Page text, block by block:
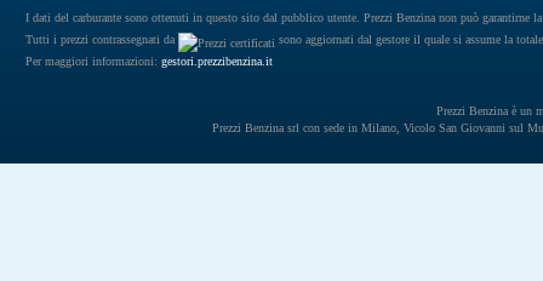
I dati del carburante sono ottenuti in questo sito dal pubblico utente. Prezzi Benzina non può garantirne
Tutti i prezzi contrassegnati da
sono aggiornati dal gestore il quale si assume la
Per maggiori informazioni: gestori.prezzibenzina.it
Prezzi Benzina è un
Prezzi Benzina srl con sede in Milano, Vicolo San Giovanni sul